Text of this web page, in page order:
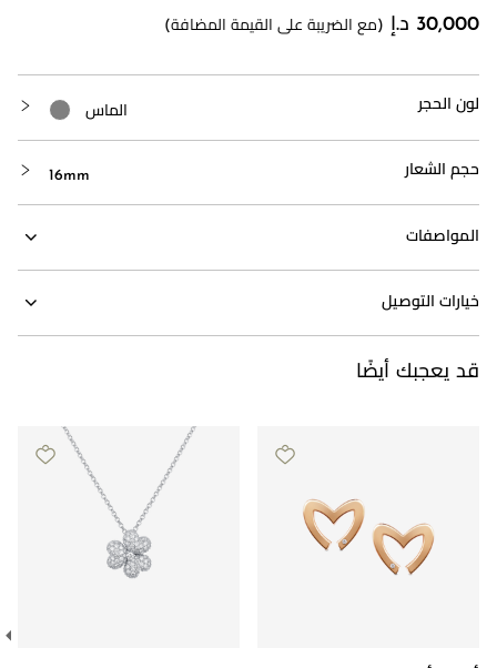
30,000 د.إ (مع الضريبة على القيمة المضافة)
لون الحجر الماس
حجم الشعار 16mm
المواصفات
خيارات التوصيل
قد يعجبك أيضًا